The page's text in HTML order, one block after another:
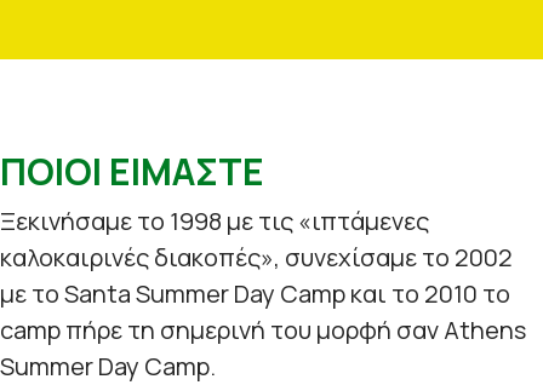
ΠΟΙΟΙ ΕΙΜΑΣΤΕ
Ξεκινήσαμε το 1998 με τις «ιπτάμενες
καλοκαιρινές διακοπές», συνεχίσαμε το 2002
με το Santa Summer Day Camp και το 2010 το
camp πήρε τη σημερινή του μορφή σαν Athens
Summer Day Camp.